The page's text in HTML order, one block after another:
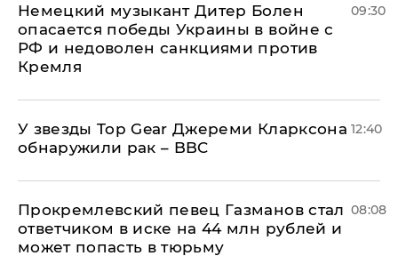
Немецкий музыкант Дитер Болен
опасается победы Украины в войне с
РФ и недоволен санкциями против
Кремля
09:30
У звезды Top Gear Джереми Кларксона
обнаружили рак – BBC
12:40
Прокремлевский певец Газманов стал
ответчиком в иске на 44 млн рублей и
может попасть в тюрьму
08:08